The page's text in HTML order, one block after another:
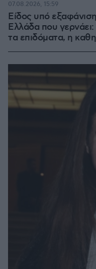
Είδος υπό
Ελλάδα που
τα επιδόματα, η
07.08.2026, 15:59